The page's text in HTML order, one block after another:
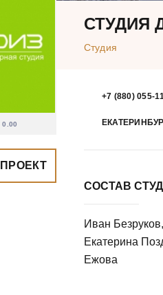
СТУДИЯ
Студия
+7 (880) 055-
СОСТАВ
Иван
Екатерина
Ежова